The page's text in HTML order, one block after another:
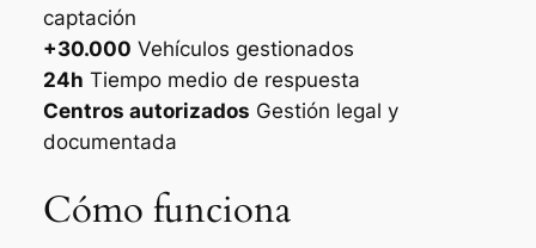
captación
+30.000 Vehículos gestionados
24h Tiempo medio de respuesta
Centros autorizados Gestión legal y
documentada
Cómo funciona